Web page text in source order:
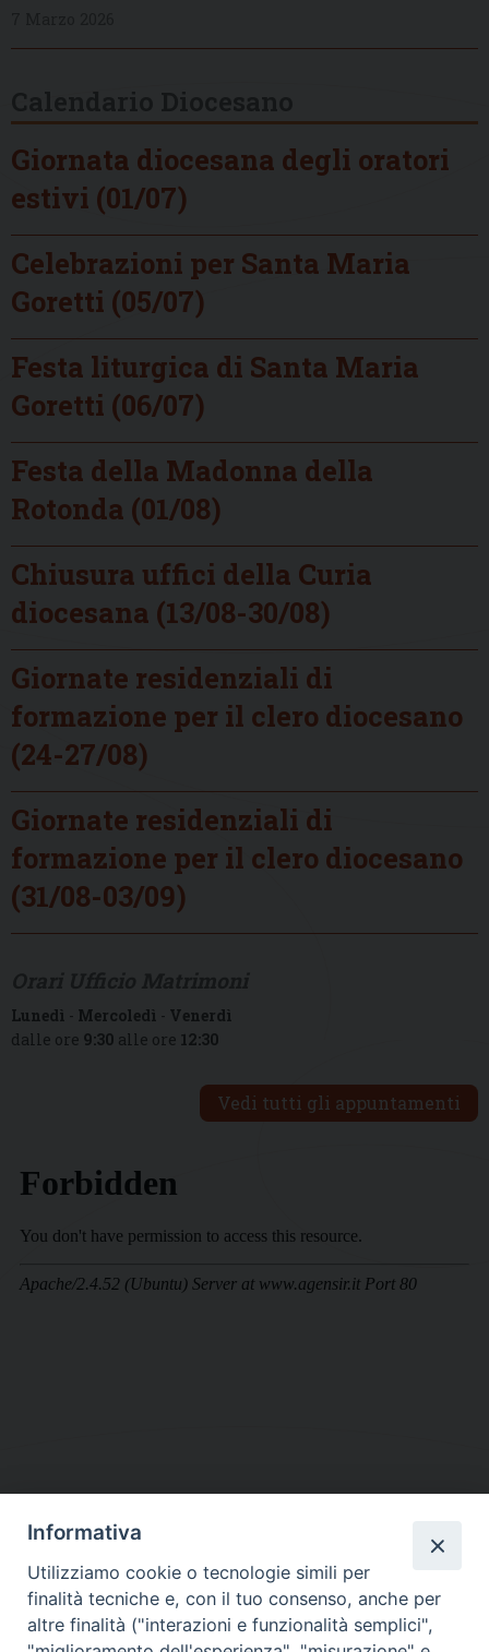
Giornata diocesana degli oratori
estivi (01/07)
Celebrazioni per Santa Maria
Goretti (05/07)
Festa liturgica di Santa Maria
Goretti (06/07)
Festa della Madonna della
Rotonda (01/08)
Chiusura uffici della Curia
diocesana (13/08-30/08)
Giornate residenziali di
formazione per il clero diocesano
(24-27/08)
Giornate residenziali di
formazione per il clero diocesano
(31/08-03/09)
Lunedì - Mercoledì - Venerdì
dalle ore 9:30 alle ore 12:30
Vedi tutti gli appuntamenti
DIOCESI SUBURBICARIA DI ALBANO
Contatti:Tel.: 06.93268401 - Fax.: 06.9323844
E-mail:curia@diocesidialbano.it
Informativa
Utilizziamo cookie o tecnologie simili per
finalità tecniche e, con il tuo consenso, anche per
altre finalità ("interazioni e funzionalità semplici",